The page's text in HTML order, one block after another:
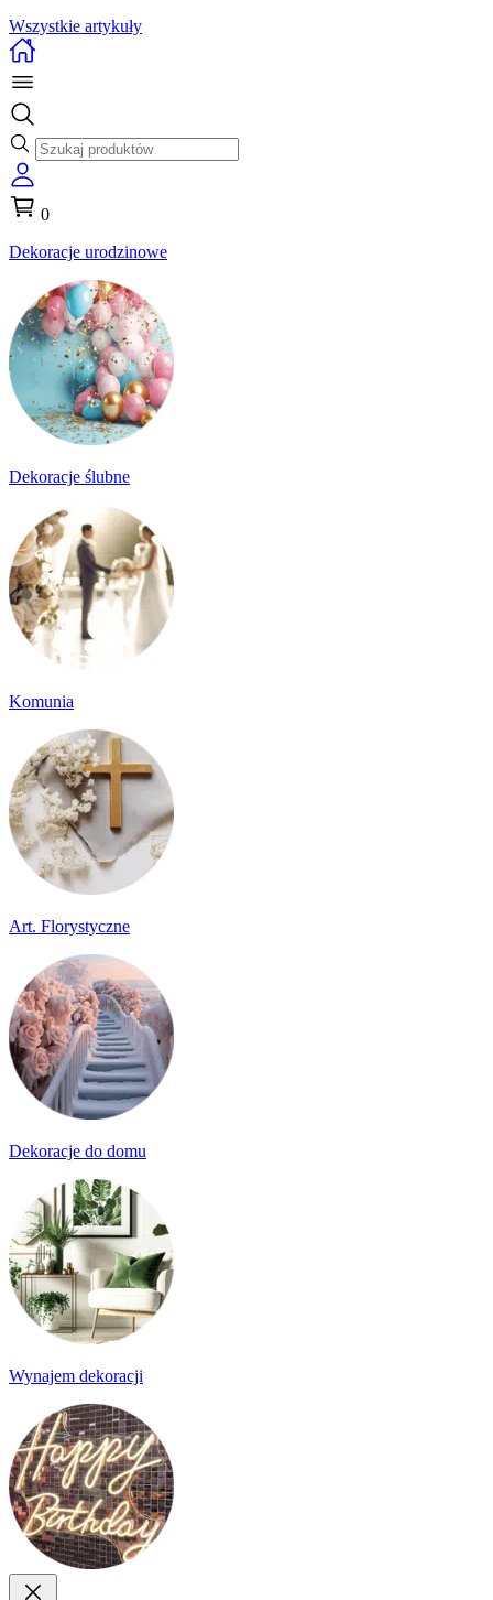
Wszystkie artykuły
0
Dekoracje urodzinowe
Dekoracje ślubne
Komunia
Art. Florystyczne
Dekoracje do domu
Wynajem dekoracji